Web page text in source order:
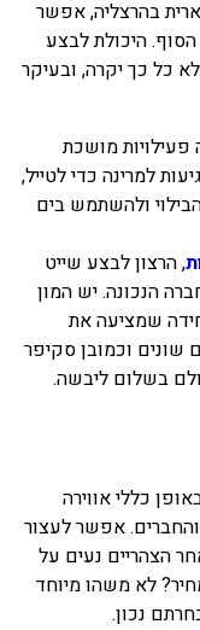
/ לדובאי
שבע
בהרצליה, אפשר
היכולת לבצע
כל כך יקרה, ובעיקר
מושכת
למרינה כדי לטייל,
ולהשתמש בים
, הרצון לבצע שייט
הנכונה. יש המון
שמציעה את
שונים וכמובן סקיפר
בשלום ליבשה.
כללי אווירה
אפשר לעצור
הצהריים נעים על
לא משהו מיוחד
נכון.